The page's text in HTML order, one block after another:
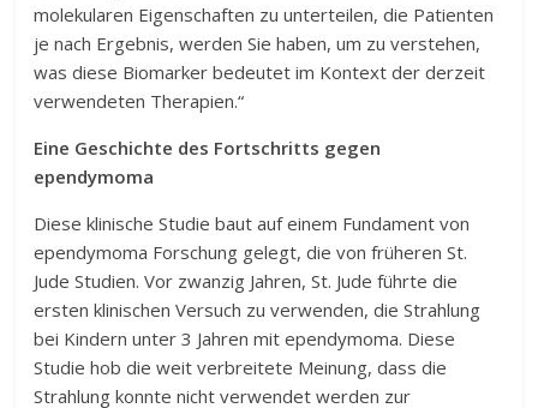
molekularen Eigenschaften zu unterteilen, die Patienten
je nach Ergebnis, werden Sie haben, um zu verstehen,
was diese Biomarker bedeutet im Kontext der derzeit
verwendeten Therapien.“
Eine Geschichte des Fortschritts gegen
ependymoma
Diese klinische Studie baut auf einem Fundament von
ependymoma Forschung gelegt, die von früheren St.
Jude Studien. Vor zwanzig Jahren, St. Jude führte die
ersten klinischen Versuch zu verwenden, die Strahlung
bei Kindern unter 3 Jahren mit ependymoma. Diese
Studie hob die weit verbreitete Meinung, dass die
Strahlung konnte nicht verwendet werden zur